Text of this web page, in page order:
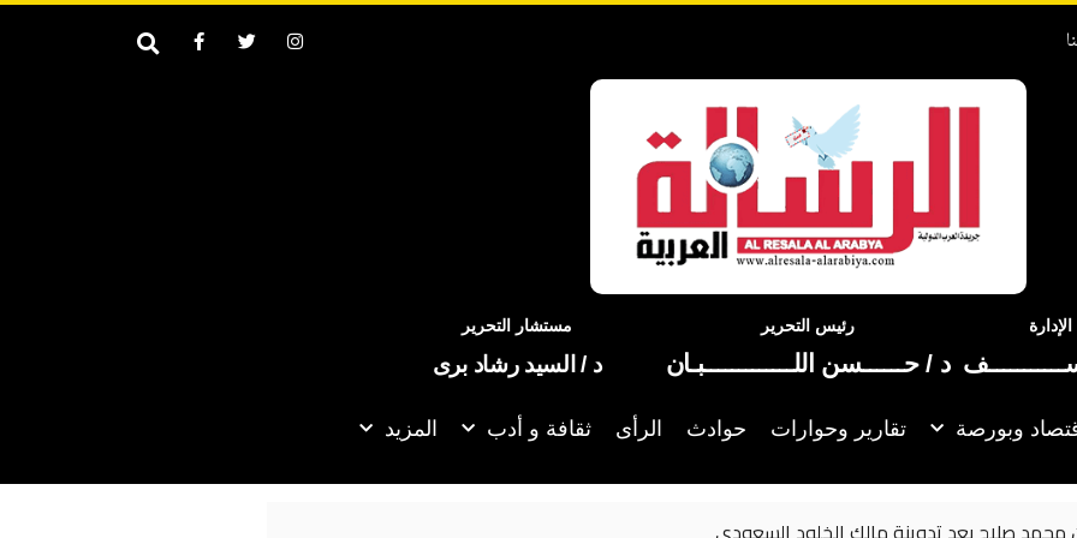
رئيس التحرير
د / حــــــسن اللـــــــــــــبـان
مستشار التحرير
د / السيد رشاد برى
وبورصة تقارير وحوارات حوادث الرأى ثقافة و أدب المزيد